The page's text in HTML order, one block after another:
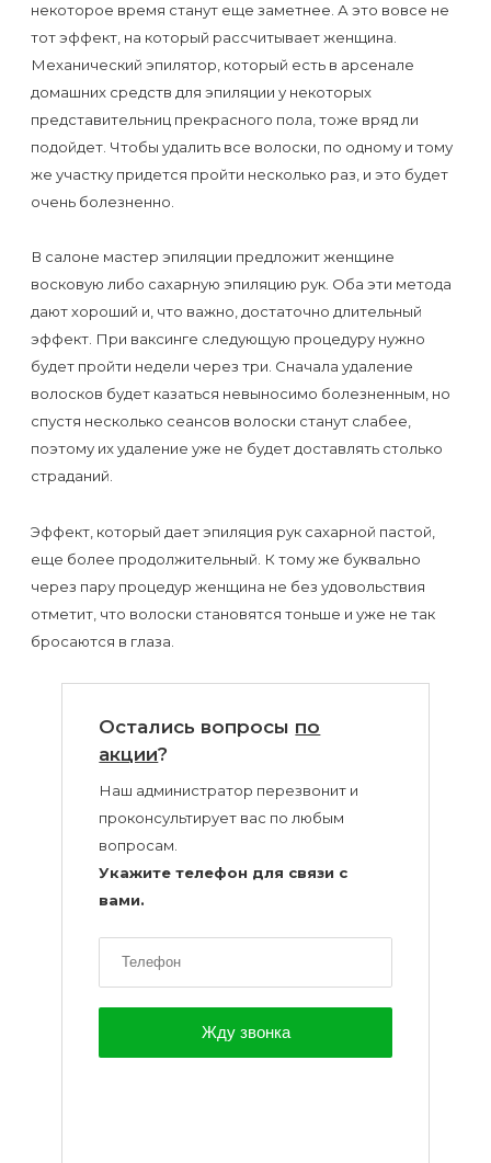
Что
нужно
знать
перед
визитом
Рекомендации
по
уходу
за
кожей
после
депиляции
сахаром
Виды
Эпиляция
депиляция?
некоторое время станут еще заметнее. А это вовсе не
тот эффект, на который рассчитывает женщина.
Механический эпилятор, который есть в арсенале
домашних средств для эпиляции у некоторых
представительниц прекрасного пола, тоже вряд ли
подойдет. Чтобы удалить все волоски, по одному и тому
же участку придется пройти несколько раз, и это будет
очень болезненно.
В салоне мастер эпиляции предложит женщине
восковую либо сахарную эпиляцию рук. Оба эти метода
дают хороший и, что важно, достаточно длительный
эффект. При ваксинге следующую процедуру нужно
будет пройти недели через три. Сначала удаление
волосков будет казаться невыносимо болезненным, но
спустя несколько сеансов волоски станут слабее,
поэтому их удаление уже не будет доставлять столько
страданий.
Эффект, который дает эпиляция рук сахарной пастой,
еще более продолжительный. К тому же буквально
через пару процедур женщина не без удовольствия
отметит, что волоски становятся тоньше и уже не так
бросаются в глаза.
Остались вопросы по
акции?
Наш администратор перезвонит и
проконсультирует вас по любым
вопросам.
Укажите телефон для связи с
вами.